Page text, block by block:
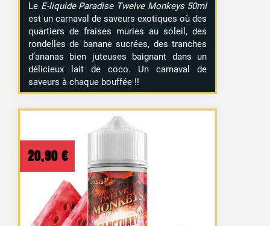
Le E-liquide Paradise Twelve Monkeys 50ml
est un carnaval de saveurs exotiques où des
quartiers de fraises muries au soleil, des
rondelles de banane sucrées, des tranches
d’ananas bien juteuses baignant dans un
délicieux lait de coco. Un carnaval de
saveurs à chaque bouffée !!
20,90 €